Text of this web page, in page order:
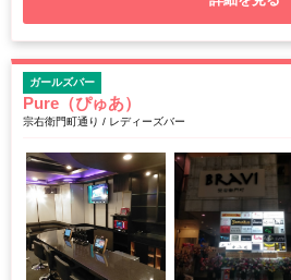
ガールズバー
Pure（ぴゅあ）
宗右衛門町通り / レディーズバー